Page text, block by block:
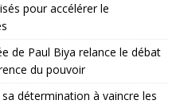
pour accélérer le
de Paul Biya relance le débat
du pouvoir
détermination à vaincre les